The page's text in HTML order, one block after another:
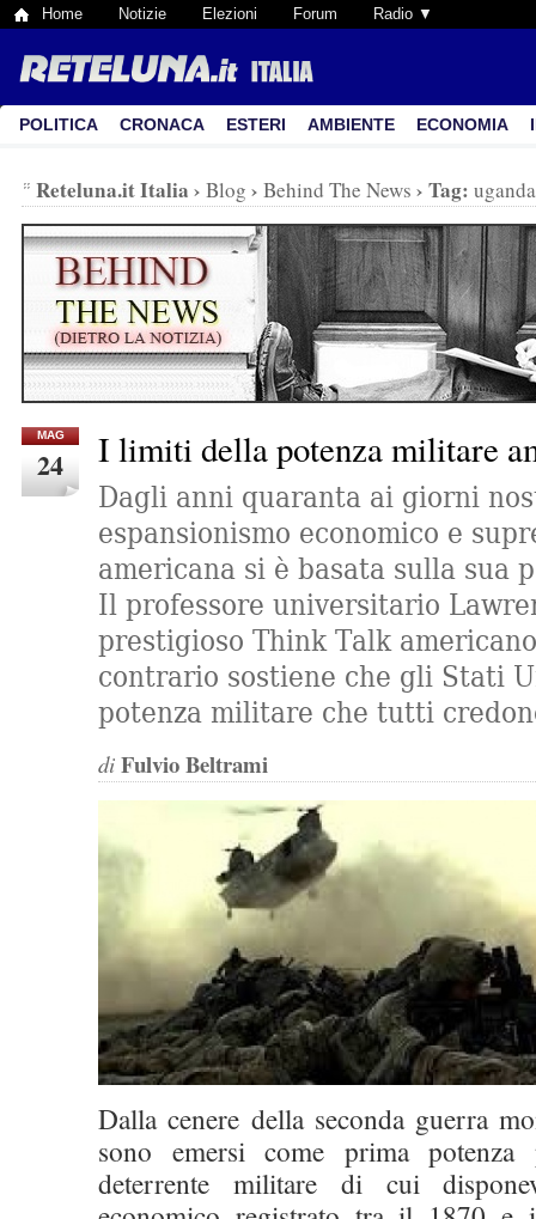
Home Notizie Elezioni Forum Radio ▼
POLITICA CRONACA ESTERI AMBIENTE ECONOMIA
Reteluna.it Italia › Blog › Behind The News › Tag: uganda
MAG
24 I limiti della potenza militare
Dagli anni quaranta ai giorni
espansionismo economico e
americana si è basata sulla sua
Il professore universitario
prestigioso Think Talk
contrario sostiene che gli Stati
potenza militare che tutti
di Fulvio Beltrami
Dalla cenere della seconda guerra
sono emersi come prima potenza
deterrente militare di cui